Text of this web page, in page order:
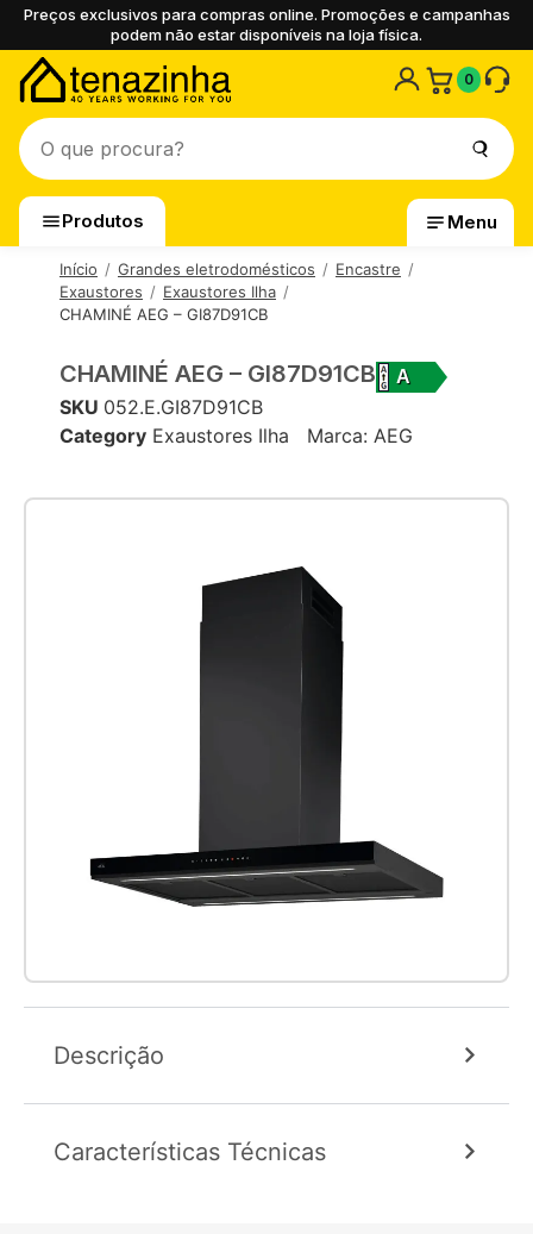
Preços exclusivos para compras online. Promoções e campanhas
podem não estar disponíveis na loja física.
0
Produtos Menu
Início Grandes eletrodomésticos
Encastre
Exaustores
Exaustores Ilha
CHAMINÉ AEG – GI87D91CB
CHAMINÉ AEG – GI87D91CB A
SKU 052.E.GI87D91CB
Category Exaustores Ilha Marca: AEG
Descrição
Características Técnicas